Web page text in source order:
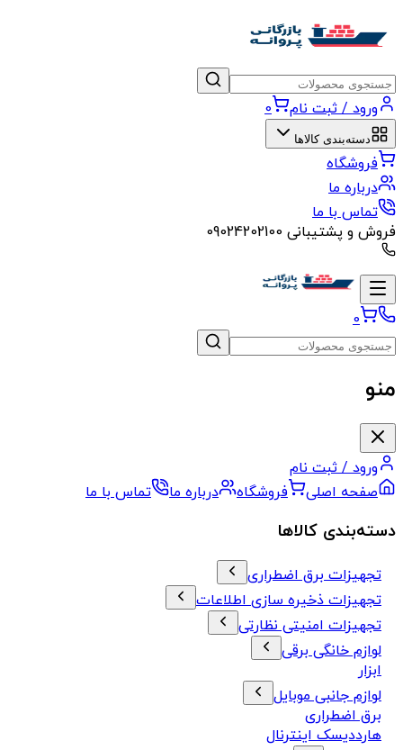
ورود / ثبت نام 0
دسته‌بندی کالاها
فروشگاه
درباره ما
تماس با ما
فروش و پشتیبانی 09024202100
0
منو
ورود / ثبت نام
صفحه اصلی
فروشگاه درباره ما تماس با ما
دسته‌بندی کالاها
تجهیزات برق اضطراری
تجهیزات ذخیره سازی اطلاعات
تجهیزات امنیتی نظارتی
لوازم خانگی برقی
ابزار
لوازم جانبی موبایل
برق اضطراری
هارددیسک اینترنال